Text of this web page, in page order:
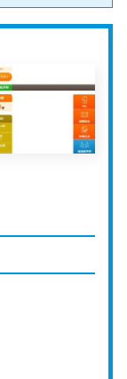
リング:月額料金
ス:月額料金32,890
新横浜駅前】
ラス:月額料金
ス:月額料金32,890
スプラス:月額料金
ラス:月額料金
のもの
送、電話転送、電
resonance.jp/
開しているバ
まれているプ
置しているた
たい人にぴっ
えるので、す